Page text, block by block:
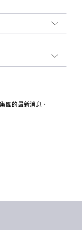
團的最新消息、